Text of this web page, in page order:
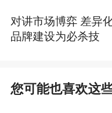
对讲市场博弈 差异
品牌建设为必杀技
您可能也喜欢这